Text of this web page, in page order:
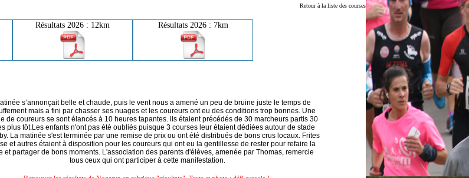
Retour à la liste des courses
Résultats 2026 : 12km Résultats 2026 : 7km
s’annonçait belle et chaude, puis le vent nous a amené un peu de bruine juste le temps de
mais a fini par chasser ses nuages et les coureurs ont eu des conditions trop bonnes. Une
de coureurs se sont élancés à 10 heures tapantes. ils étaient précédés de 30 marcheurs partis 30
plus tôt.Les enfants n'ont pas été oubliés puisque 3 courses leur étaient dédiées autour de stade
La matinée s'est terminée par une remise de prix ou ont été distribués de bons crus locaux. Frites
et autres étaient à disposition pour les coureurs qui ont eu la gentillesse de rester pour refaire la
et partager de bons moments. L'association des parents d'élèves, amenée par Thomas, remercie
tous ceux qui ont participer à cette manifestation.